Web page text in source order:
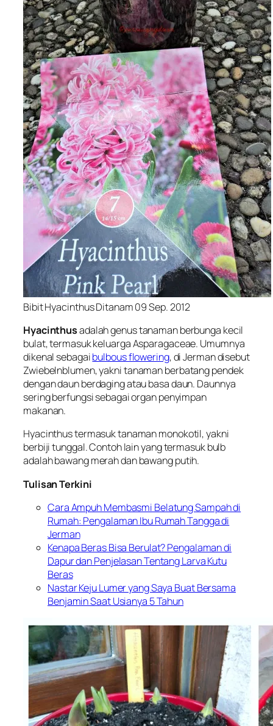
Bibit Hyacinthus Ditanam 09 Sep. 2012
Hyacinthusadalah genus tanaman berbunga kecil
bulat, termasuk keluargaAsparagaceae. Umumnya
dikenal sebagaibulbous flowering, di Jerman disebut
Zwiebelnblumen, yakni tanaman berbatang pendek
dengan daun berdaging atau basa daun. Daunnya
sering berfungsi sebagai organ penyimpan
makanan.
Hyacinthus termasuk tanaman monokotil, yakni
berbiji tunggal. Contoh lain yang termasuk bulb
adalah bawang merah dan bawang putih.
Tulisan Terkini
Cara Ampuh Membasmi Belatung Sampah di
Rumah: Pengalaman Ibu Rumah Tangga di
Jerman
Kenapa Beras Bisa Berulat? Pengalaman di
Dapur dan Penjelasan Tentang Larva Kutu
Beras
Nastar Keju Lumer yang Saya Buat Bersama
Benjamin Saat Usianya 5 Tahun